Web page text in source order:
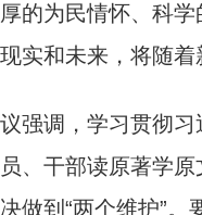
的为民情怀、科
实和未来，将随
调，学习贯彻习
、干部读原著学
做到“两个维护”